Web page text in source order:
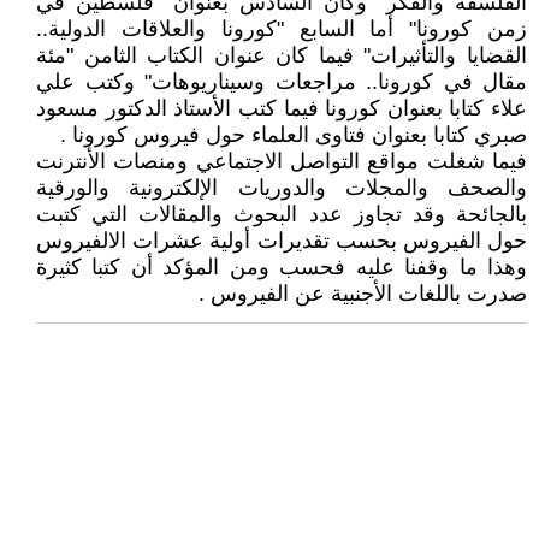
زمن كورونا" أما السابع "كورونا والعلاقات الدولية..
القضايا والتأثيرات" فيما كان عنوان الكتاب الثامن "مئة
مقال في كورونا.. مراجعات وسيناريوهات" وكتب علي
علاء كتابا بعنوان كورونا فيما كتب الأستاذ الدكتور مسعود
صبري كتابا بعنوان فتاوى العلماء حول فيروس كورونا .
فيما شغلت مواقع التواصل الاجتماعي ومنصات الأنترنت
والصحف والمجلات والدوريات الإلكترونية والورقية
بالجائحة وقد تجاوز عدد البحوث والمقالات التي كتبت
حول الفيروس بحسب تقديرات أولية عشرات الالفيروس
وهذا ما وقفنا عليه فحسب ومن المؤكد أن كتبا كثيرة
صدرت باللغات الأجنبية عن الفيروس .